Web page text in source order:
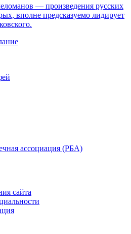
— произведения русских
вполне предсказуемо лидирует
ассоциация (РБА)
сайта